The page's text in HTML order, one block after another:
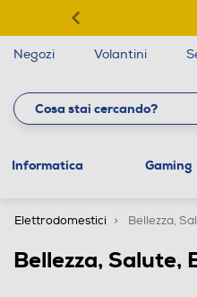
Negozi Volantini
Informatica Gaming
Elettrodomestici Bellezza,
Bellezza, Salute,